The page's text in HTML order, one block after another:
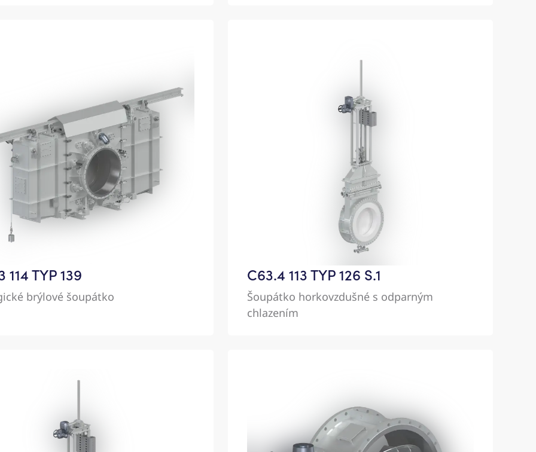
114 TYP 139
brýlové šoupátko
C63.4 113 TYP 126 S.1
Šoupátko horkovzdušné s odparným
chlazením